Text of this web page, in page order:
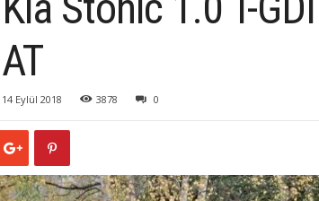
b
T
k
14 Eylül 2018 3878 0